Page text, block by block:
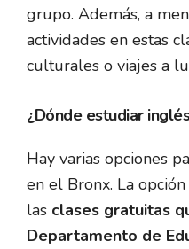
grupo. Además, a
actividades en estas
culturales o viajes a
¿Dónde estudiar
Hay varias opciones
en el Bronx. La
las clases gratuitas
Departamento de